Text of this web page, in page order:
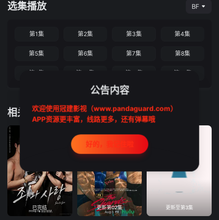
选集播放 BF
第1集 第2集 第3集 第4集
第5集 第6集 第7集 第8集
第9集 第10集 第11集 第12集
相关推荐
已完结 更新第02集 更新至第3集
公告内容
欢迎使用冠建影视（www.pandaguard.com）
APP资源更丰富，线路更多，还有弹幕哦
好的，我记住啦